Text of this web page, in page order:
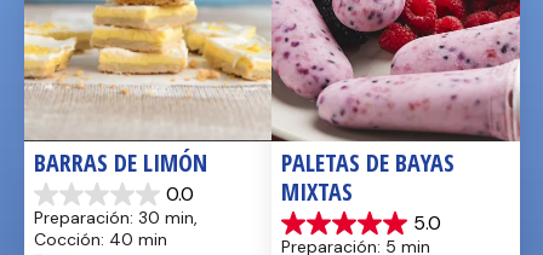
BARRAS DE LIMÓN
0.0
0.0
de
5
Preparación: 30 min,
Cocción: 40 min
PALETAS DE BAYAS
MIXTAS
5.0
5.0
Preparación: 5 min